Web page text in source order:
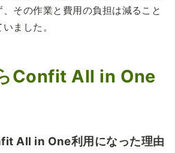
その作業と費用の負担は減ること
ました。
Confit All in One
All in One利用になった理由